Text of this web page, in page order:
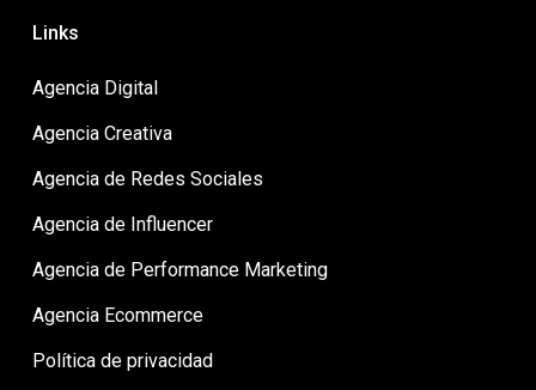
Links
Agencia Digital
Agencia Creativa
Agencia de Redes Sociales
Agencia de Influencer
Agencia de Performance Marketing
Agencia Ecommerce
Política de privacidad